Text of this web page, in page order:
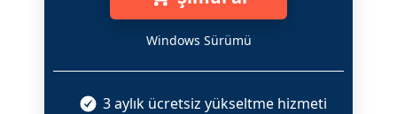
Windows Sürümü
3 aylık ücretsiz yükseltme hizmeti